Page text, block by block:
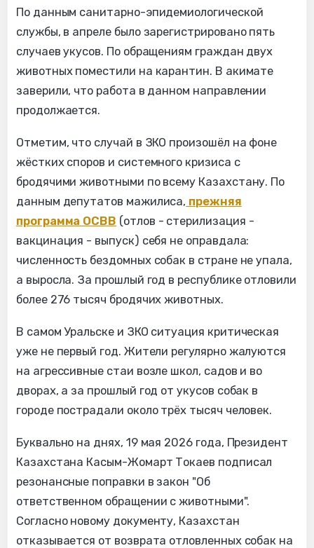
По данным санитарно-эпидемиологической
службы, в апреле было зарегистрировано пять
случаев укусов. По обращениям граждан двух
животных поместили на карантин. В акимате
заверили, что работа в данном направлении
продолжается.
Отметим, что случай в ЗКО произошёл на фоне
жёстких споров и системного кризиса с
бродячими животными по всему Казахстану. По
данным депутатов мажилиса, прежняя
программа ОСВВ (отлов - стерилизация -
вакцинация - выпуск) себя не оправдала:
численность бездомных собак в стране не упала,
а выросла. За прошлый год в республике отловили
более 276 тысяч бродячих животных.
В самом Уральске и ЗКО ситуация критическая
уже не первый год. Жители регулярно жалуются
на агрессивные стаи возле школ, садов и во
дворах, а за прошлый год от укусов собак в
городе пострадали около трёх тысяч человек.
Буквально на днях, 19 мая 2026 года, Президент
Казахстана Касым-Жомарт Токаев подписал
резонансные поправки в закон "Об
ответственном обращении с животными".
Согласно новому документу, Казахстан
отказывается от возврата отловленных собак на